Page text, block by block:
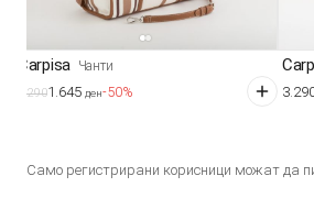
Carpisa Чанти
3.2901.645 ден-50%
Само регистрирани корисници можат да